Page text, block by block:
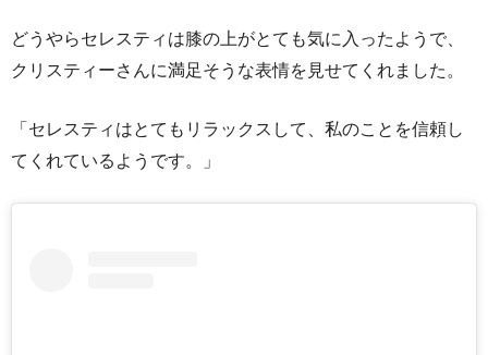
どうやらセレスティは膝の上がとても気に入ったようで、
クリスティーさんに満足そうな表情を見せてくれました。
「セレスティはとてもリラックスして、私のことを信頼し
てくれているようです。」